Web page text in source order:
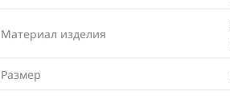
Материал изделия
Размер